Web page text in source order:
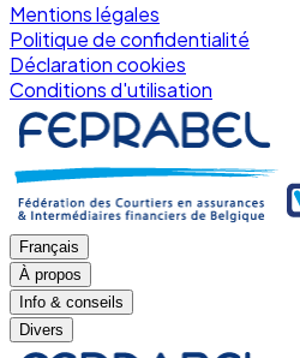
Mentions légales
Politique de confidentialité
Déclaration cookies
Conditions d'utilisation
Français
À propos
Info & conseils
Divers